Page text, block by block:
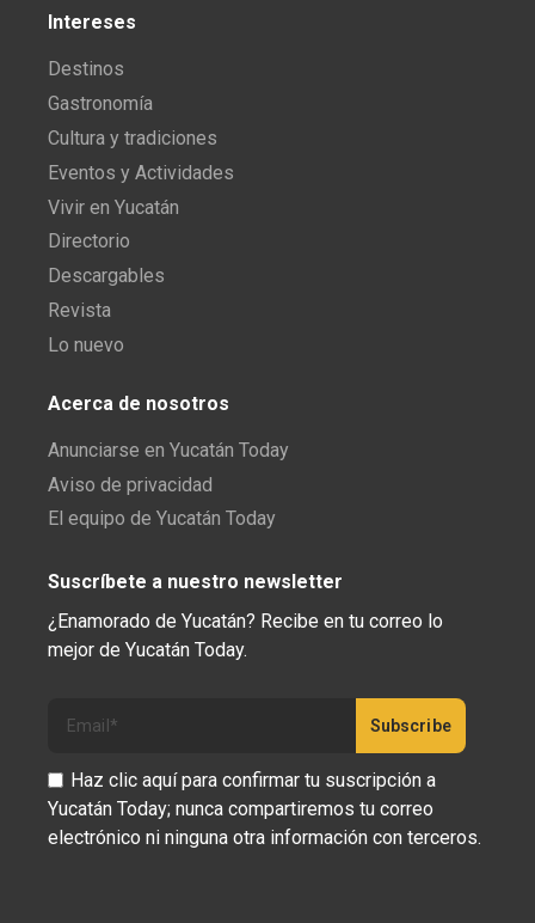
Intereses
Destinos
Gastronomía
Cultura y tradiciones
Eventos y Actividades
Vivir en Yucatán
Directorio
Descargables
Revista
Lo nuevo
Acerca de nosotros
Anunciarse en Yucatán Today
Aviso de privacidad
El equipo de Yucatán Today
Suscríbete a nuestro newsletter
¿Enamorado de Yucatán? Recibe en tu correo lo
mejor de Yucatán Today.
Haz clic aquí para confirmar tu suscripción a
Yucatán Today; nunca compartiremos tu correo
electrónico ni ninguna otra información con terceros.